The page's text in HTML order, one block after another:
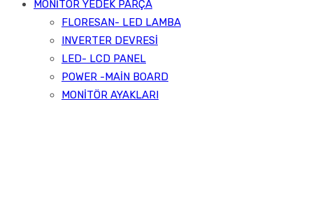
MONİTÖR YEDEK PARÇA
FLORESAN- LED LAMBA
INVERTER DEVRESİ
LED- LCD PANEL
POWER -MAİN BOARD
MONİTÖR AYAKLARI